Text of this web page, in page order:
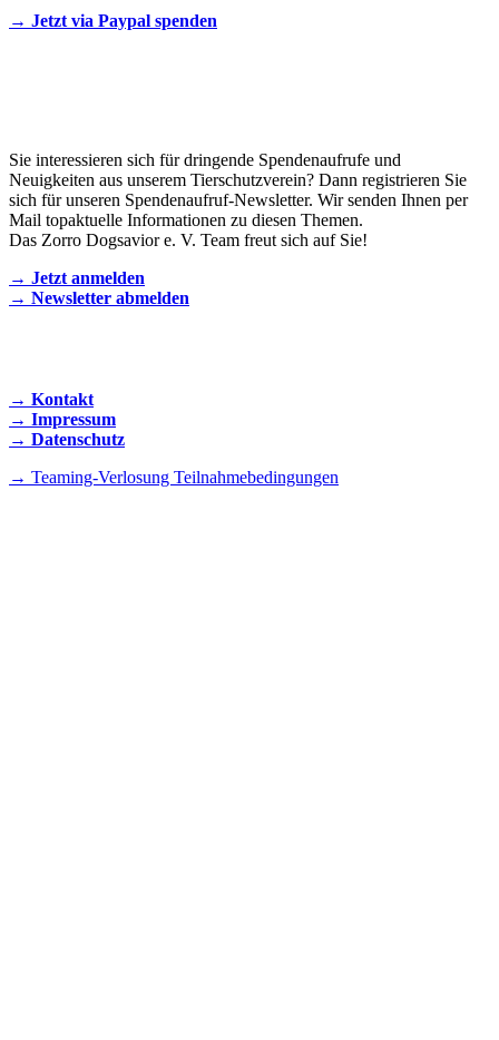
→ Jetzt via Paypal spenden
Sie interessieren sich für dringende Spendenaufrufe und
Neuigkeiten aus unserem Tierschutzverein? Dann registrieren Sie
sich für unseren Spendenaufruf-Newsletter. Wir senden Ihnen per
Mail topaktuelle Informationen zu diesen Themen.
Das Zorro Dogsavior e. V. Team freut sich auf Sie!
→ Jetzt anmelden
→ Newsletter abmelden
→ Kontakt
→ Impressum
→ Datenschutz
→ Teaming-Verlosung Teilnahmebedingungen